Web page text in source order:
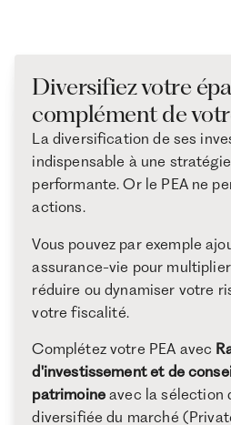
Diversifiez votre
complément de
La diversification de ses
indispensable à une
performante. Or le PEA ne
actions.
Vous pouvez par exemple
assurance-vie pour
réduire ou dynamiser votre
votre fiscalité.
Complétez votre PEA avec
d'investissement et de
patrimoineavec la sélection
diversifiée du marché